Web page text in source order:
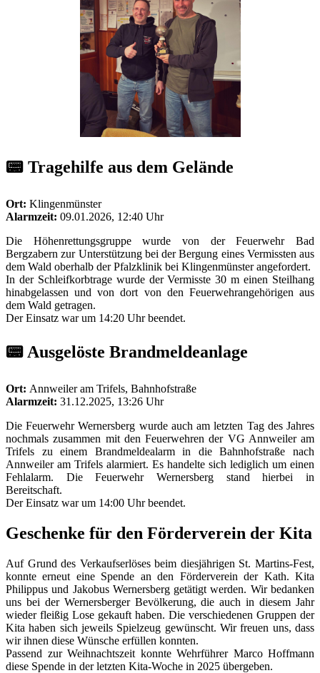
📟 Tragehilfe aus dem Gelände
Ort: Klingenmünster
Alarmzeit: 09.01.2026, 12:40 Uhr
Die Höhenrettungsgruppe wurde von der Feuerwehr Bad
Bergzabern zur Unterstützung bei der Bergung eines Vermissten aus
dem Wald oberhalb der Pfalzklinik bei Klingenmünster angefordert.
In der Schleifkorbtrage wurde der Vermisste 30 m einen Steilhang
hinabgelassen und von dort von den Feuerwehrangehörigen aus
dem Wald getragen.
Der Einsatz war um 14:20 Uhr beendet.
📟 Ausgelöste Brandmeldeanlage
Ort: Annweiler am Trifels, Bahnhofstraße
Alarmzeit: 31.12.2025, 13:26 Uhr
Die Feuerwehr Wernersberg wurde auch am letzten Tag des Jahres
nochmals zusammen mit den Feuerwehren der VG Annweiler am
Trifels zu einem Brandmeldealarm in die Bahnhofstraße nach
Annweiler am Trifels alarmiert. Es handelte sich lediglich um einen
Fehlalarm. Die Feuerwehr Wernersberg stand hierbei in
Bereitschaft.
Der Einsatz war um 14:00 Uhr beendet.
Geschenke für den Förderverein der Kita
Auf Grund des Verkaufserlöses beim diesjährigen St. Martins-Fest,
konnte erneut eine Spende an den Förderverein der Kath. Kita
Philippus und Jakobus Wernersberg getätigt werden. Wir bedanken
uns bei der Wernersberger Bevölkerung, die auch in diesem Jahr
wieder fleißig Lose gekauft haben. Die verschiedenen Gruppen der
Kita haben sich jeweils Spielzeug gewünscht. Wir freuen uns, dass
wir ihnen diese Wünsche erfüllen konnten.
Passend zur Weihnachtszeit konnte Wehrführer Marco Hoffmann
diese Spende in der letzten Kita-Woche in 2025 übergeben.